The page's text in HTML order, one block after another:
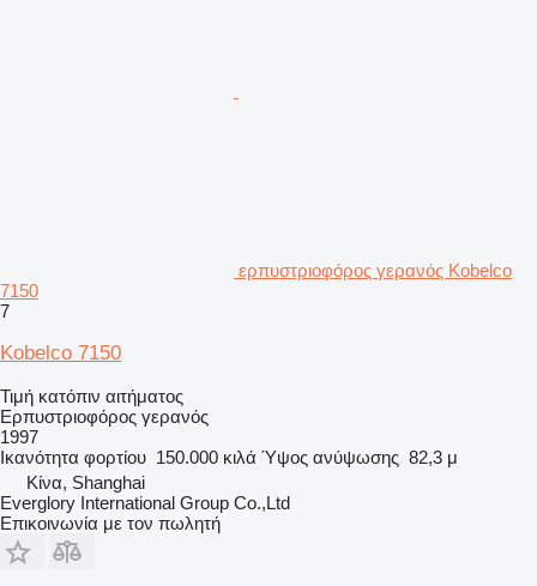
ερπυστριοφόρος γερανός Kobelco
7150
7
Kobelco 7150
Τιμή κατόπιν αιτήματος
Ερπυστριοφόρος γερανός
1997
Ικανότητα φορτίου 150.000 κιλά Ύψος ανύψωσης 82,3 μ
Κίνα, Shanghai
Everglory International Group Co.,Ltd
Επικοινωνία με τον πωλητή